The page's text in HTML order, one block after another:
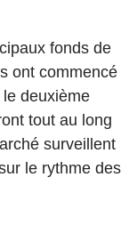
fonds de
ont commencé
deuxième
tout au long
surveillent
le rythme des